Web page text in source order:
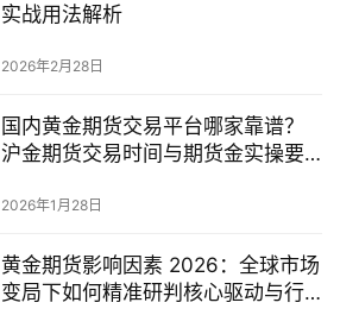
实战用法解析
2026年2月28日
国内黄金期货交易平台哪家靠谱？
沪金期货交易时间与期货金实操要
2026年1月28日
黄金期货影响因素 2026：全球市场
变局下如何精准研判核心驱动与行